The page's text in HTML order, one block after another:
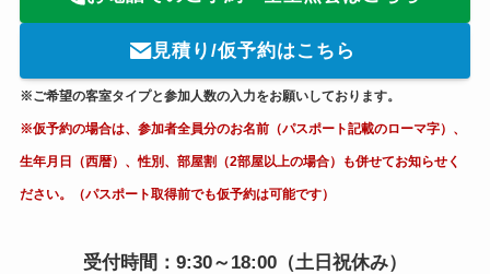
見積り/仮予約はこちら
※ご希望の客室タイプと参加人数の入力をお願いしております。
※仮予約の場合は、参加者全員分のお名前（パスポート記載のローマ字）、
生年月日（西暦）、性別、部屋割（2部屋以上の場合）も併せてお知らせく
ださい。（パスポート取得前でも仮予約は可能です）
受付時間：9:30～18:00（土日祝休み）